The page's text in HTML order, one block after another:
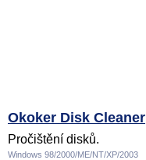
Okoker Disk Cleaner
Pročištění disků.
Windows 98/2000/ME/NT/XP/2003